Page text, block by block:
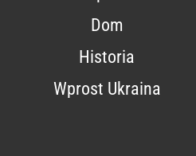
Dom
Historia
Wprost Ukraina